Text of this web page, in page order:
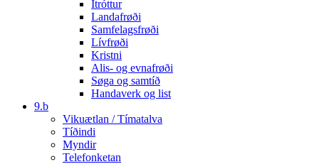
Ítróttur
Landafrøði
Samfelagsfrøði
Lívfrøði
Kristni
Alis- og evnafrøði
Søga og samtíð
Handaverk og list
9.b
Vikuætlan / Tímatalva
Tíðindi
Myndir
Telefonketan